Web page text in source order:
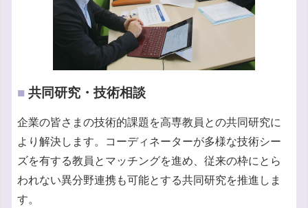
■ 共同研究・技術相談
企業の皆さまの技術的課題を高専教員との共同研究に
より解決します。コーディネーターが多様な技術シー
ズを有する教員とマッチングを進め、従来の枠にとら
われない異分野連携も可能とする共同研究を推進しま
す。